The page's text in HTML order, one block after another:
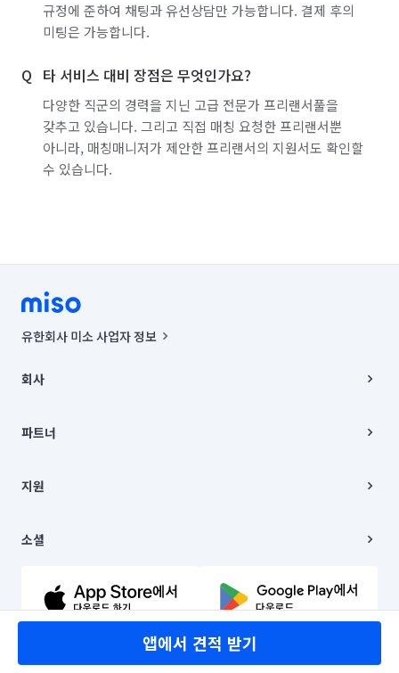
규정에 준하여 채팅과 유선상담만 가능합니다. 결제 후의
미팅은 가능합니다.
타 서비스 대비 장점은 무엇인가요?
다양한 직군의 경력을 지닌 고급 전문가 프리랜서풀을
갖추고 있습니다. 그리고 직접 매칭 요청한 프리랜서뿐
아니라, 매칭매니저가 제안한 프리랜서의 지원서도 확인할
수 있습니다.
앱에서 견적 받기
유한회사 미소 사업자 정보
00019 |
주소 | 본사: 서울특별시 종로구 율곡로 6(중학동, 트윈트리빌딩) B동 5층
컨택센터 : 서울특별시 종로구 수송동 율곡로 24, 7층, 8층 미소
상품, 상품정보, 거래에 관한 의무와 책임은 거래당사자에게 있습니다.
언론 보도 관련 문의:
© 유한회사 미소. Miso, Inc. All Rights Reserved.
회사
채용
파트너
이사
지원
이용약관
문의하기
소셜
유튜브